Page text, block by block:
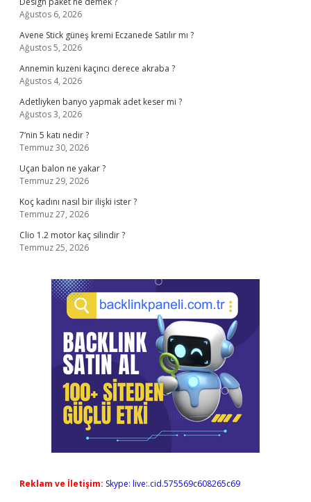
Ağustos 6, 2026
Avene Stick güneş kremi Eczanede Satılır mı ?
Ağustos 5, 2026
Annemin kuzeni kaçıncı derece akraba ?
Ağustos 4, 2026
Adetliyken banyo yapmak adet keser mi ?
Ağustos 3, 2026
7’nin 5 katı nedir ?
Temmuz 30, 2026
Uçan balon ne yakar ?
Temmuz 29, 2026
Koç kadını nasıl bir ilişki ister ?
Temmuz 27, 2026
Clio 1.2 motor kaç silindir ?
Temmuz 25, 2026
Reklam ve İletişim: Skype: live:.cid.575569c608265c69